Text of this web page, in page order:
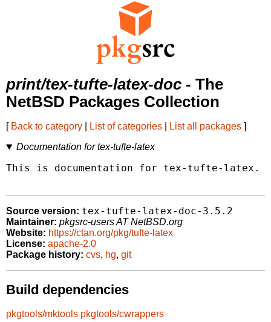
print/tex-tufte-latex-doc - The
NetBSD Packages Collection
[ Back to category List of categories List all packages ]
Documentation for tex-tufte-latex
This is documentation for tex-tufte-latex.
Source version: tex-tufte-latex-doc-3.5.2
Maintainer: pkgsrc-users AT NetBSD.org
Website: https://ctan.org/pkg/tufte-latex
License: apache-2.0
Package history: cvs, hg, git
Build dependencies
pkgtools/mktools pkgtools/cwrappers